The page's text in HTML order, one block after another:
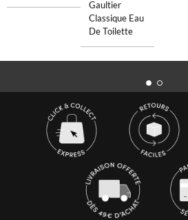
Gaultier
Classique Eau
De Toilette